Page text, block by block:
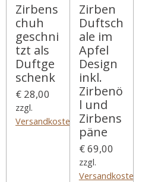
Zirbens
chuh
geschni
tzt als
Duftge
schenk
€ 28,00
zzgl.
Versandkosten
Zirben
Duftsch
ale im
Apfel
Design
inkl.
Zirbenö
l und
Zirbens
päne
€ 69,00
zzgl.
Versandkosten